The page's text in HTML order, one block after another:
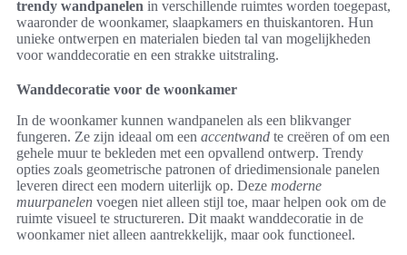
trendy wandpanelen in verschillende ruimtes worden toegepast,
waaronder de woonkamer, slaapkamers en thuiskantoren. Hun
unieke ontwerpen en materialen bieden tal van mogelijkheden
voor wanddecoratie en een strakke uitstraling.
Wanddecoratie voor de woonkamer
In de woonkamer kunnen wandpanelen als een blikvanger
fungeren. Ze zijn ideaal om een accentwand te creëren of om een
gehele muur te bekleden met een opvallend ontwerp. Trendy
opties zoals geometrische patronen of driedimensionale panelen
leveren direct een modern uiterlijk op. Deze moderne
muurpanelen voegen niet alleen stijl toe, maar helpen ook om de
ruimte visueel te structureren. Dit maakt wanddecoratie in de
woonkamer niet alleen aantrekkelijk, maar ook functioneel.